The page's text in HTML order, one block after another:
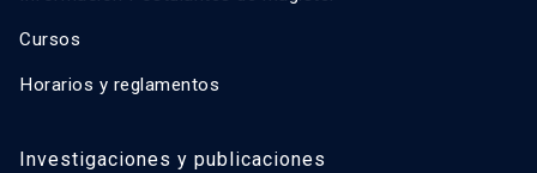
Cursos
Horarios y reglamentos
Investigaciones y publicaciones